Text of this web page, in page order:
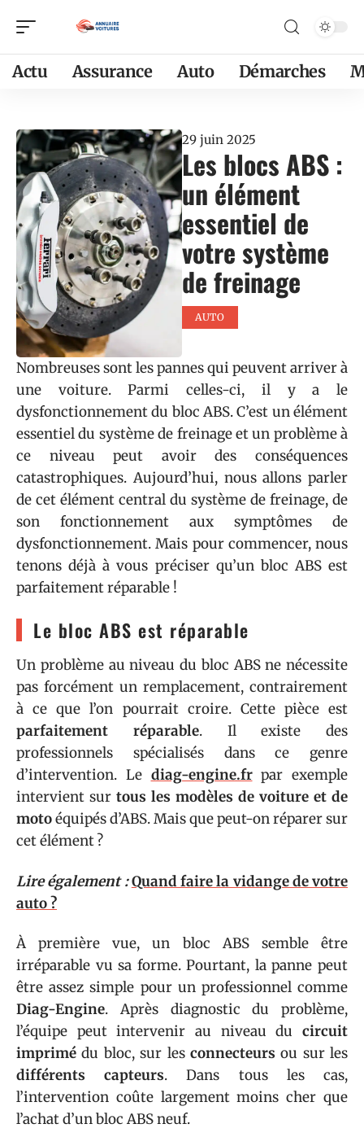
Actu Assurance Auto Démarches
29 juin 2025
Les blocs ABS :
un élément
essentiel de
votre système
de freinage
AUTO
Nombreuses sont les pannes qui peuvent arriver à
une voiture. Parmi celles-ci, il y a le
dysfonctionnement du bloc ABS. C’est un élément
essentiel du système de freinage et un problème à
ce niveau peut avoir des conséquences
catastrophiques. Aujourd’hui, nous allons parler
de cet élément central du système de freinage, de
son fonctionnement aux symptômes de
dysfonctionnement. Mais pour commencer, nous
tenons déjà à vous préciser qu’un bloc ABS est
parfaitement réparable !
Le bloc ABS est réparable
Un problème au niveau du bloc ABS ne nécessite
pas forcément un remplacement, contrairement
à ce que l’on pourrait croire. Cette pièce est
parfaitement réparable. Il existe des
professionnels spécialisés dans ce genre
d’intervention. Le diag-engine.frpar exemple
intervient sur tous les modèles de voiture et de
motoéquipés d’ABS. Mais que peut-on réparer sur
cet élément ?
Lire également : Quand faire la vidange de votre
auto ?
À première vue, un bloc ABS semble être
irréparable vu sa forme. Pourtant, la panne peut
être assez simple pour un professionnel comme
Diag-Engine. Après diagnostic du problème,
l’équipe peut intervenir au niveau du circuit
imprimé du bloc, sur les connecteurs ou sur les
différents capteurs. Dans tous les cas,
l’intervention coûte largement moins cher que
l’achat d’un bloc ABS neuf.